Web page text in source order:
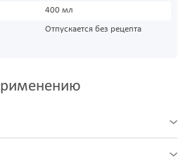
400 мл
Отпускается без рецепта